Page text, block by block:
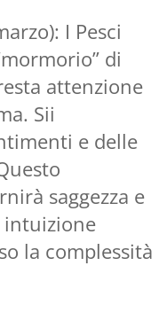
I Pesci
di
attenzione
Sii
e delle
saggezza e
intuizione
la complessità